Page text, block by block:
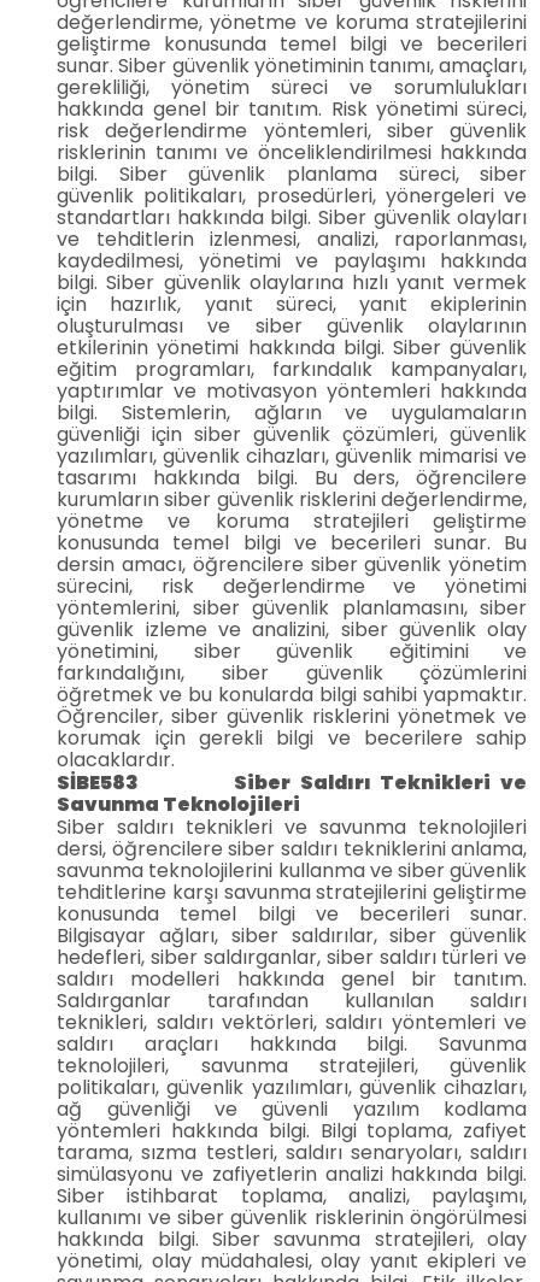
değerlendirme, yönetme ve koruma stratejilerini
geliştirme konusunda temel bilgi ve becerileri
sunar. Siber güvenlik yönetiminin tanımı, amaçları,
gerekliliği, yönetim süreci ve sorumlulukları
hakkında genel bir tanıtım. Risk yönetimi süreci,
risk değerlendirme yöntemleri, siber güvenlik
risklerinin tanımı ve önceliklendirilmesi hakkında
bilgi. Siber güvenlik planlama süreci, siber
güvenlik politikaları, prosedürleri, yönergeleri ve
standartları hakkında bilgi. Siber güvenlik olayları
ve tehditlerin izlenmesi, analizi, raporlanması,
kaydedilmesi, yönetimi ve paylaşımı hakkında
bilgi. Siber güvenlik olaylarına hızlı yanıt vermek
için hazırlık, yanıt süreci, yanıt ekiplerinin
oluşturulması ve siber güvenlik olaylarının
etkilerinin yönetimi hakkında bilgi. Siber güvenlik
eğitim programları, farkındalık kampanyaları,
yaptırımlar ve motivasyon yöntemleri hakkında
bilgi. Sistemlerin, ağların ve uygulamaların
güvenliği için siber güvenlik çözümleri, güvenlik
yazılımları, güvenlik cihazları, güvenlik mimarisi ve
tasarımı hakkında bilgi. Bu ders, öğrencilere
kurumların siber güvenlik risklerini değerlendirme,
yönetme ve koruma stratejileri geliştirme
konusunda temel bilgi ve becerileri sunar. Bu
dersin amacı, öğrencilere siber güvenlik yönetim
sürecini, risk değerlendirme ve yönetimi
yöntemlerini, siber güvenlik planlamasını, siber
güvenlik izleme ve analizini, siber güvenlik olay
yönetimini, siber güvenlik eğitimini ve
farkındalığını, siber güvenlik çözümlerini
öğretmek ve bu konularda bilgi sahibi yapmaktır.
Öğrenciler, siber güvenlik risklerini yönetmek ve
korumak için gerekli bilgi ve becerilere sahip
olacaklardır.
SİBE583 Siber Saldırı Teknikleri ve
Savunma Teknolojileri
Siber saldırı teknikleri ve savunma teknolojileri
dersi, öğrencilere siber saldırı tekniklerini anlama,
savunma teknolojilerini kullanma ve siber güvenlik
tehditlerine karşı savunma stratejilerini geliştirme
konusunda temel bilgi ve becerileri sunar.
Bilgisayar ağları, siber saldırılar, siber güvenlik
hedefleri, siber saldırganlar, siber saldırı türleri ve
saldırı modelleri hakkında genel bir tanıtım.
Saldırganlar tarafından kullanılan saldırı
teknikleri, saldırı vektörleri, saldırı yöntemleri ve
saldırı araçları hakkında bilgi. Savunma
teknolojileri, savunma stratejileri, güvenlik
politikaları, güvenlik yazılımları, güvenlik cihazları,
ağ güvenliği ve güvenli yazılım kodlama
yöntemleri hakkında bilgi. Bilgi toplama, zafiyet
tarama, sızma testleri, saldırı senaryoları, saldırı
simülasyonu ve zafiyetlerin analizi hakkında bilgi.
Siber istihbarat toplama, analizi, paylaşımı,
kullanımı ve siber güvenlik risklerinin öngörülmesi
hakkında bilgi. Siber savunma stratejileri, olay
yönetimi, olay müdahalesi, olay yanıt ekipleri ve